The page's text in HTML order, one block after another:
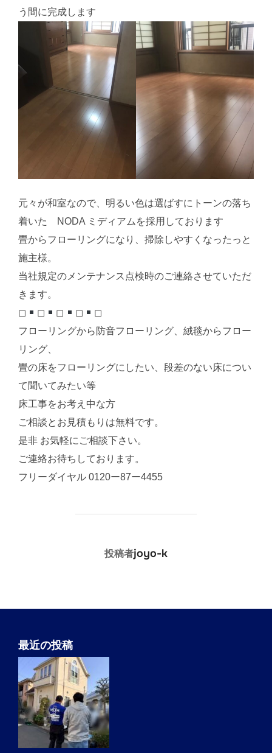
う間に完成します
元々が和室なので、明るい色は選ばすにトーンの落ち
着いた NODA ミディアムを採用しております
畳からフローリングになり、掃除しやすくなったっと
施主様。
当社規定のメンテナンス点検時のご連絡させていただ
きます。
◻︎
◻︎ ◻︎ ◻︎
◻︎
フローリングから防音フローリング、絨毯からフロー
リング、
畳の床をフローリングにしたい、段差のない床につい
て聞いてみたい等
床工事をお考え中な方
ご相談とお見積もりは無料です。
是非 お気軽にご相談下さい。
ご連絡お待ちしております。
フリーダイヤル 0120ー87ー4455
投稿者
投稿者joyo-k
最近の投稿